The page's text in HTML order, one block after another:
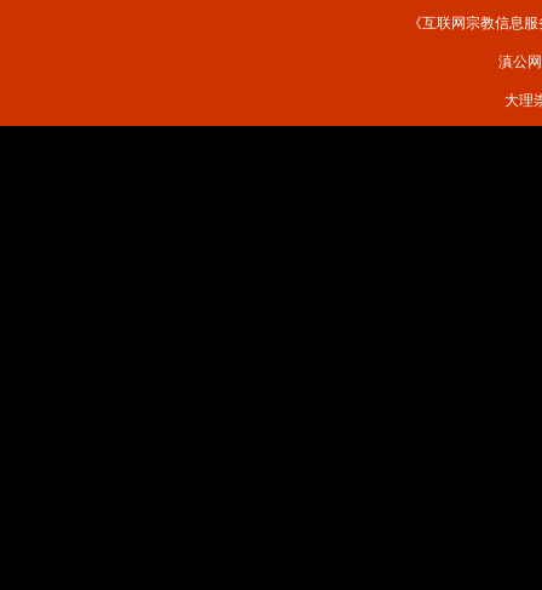
《互联网宗教信息
滇公
大理